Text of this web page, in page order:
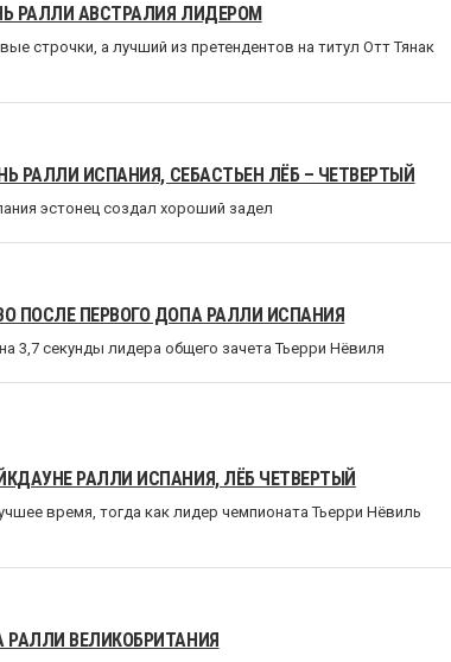
РАЛЛИ АВСТРАЛИЯ ЛИДЕРОМ
строчки, а лучший из претендентов на титул Отт Тянак
РАЛЛИ ИСПАНИЯ, СЕБАСТЬЕН ЛЁБ – ЧЕТВЕРТЫЙ
эстонец создал хороший задел
ПОСЛЕ ПЕРВОГО ДОПА РАЛЛИ ИСПАНИЯ
3,7 секунды лидера общего зачета Тьерри Нёвиля
РАЛЛИ ИСПАНИЯ, ЛЁБ ЧЕТВЕРТЫЙ
время, тогда как лидер чемпионата Тьерри Нёвиль
ВЕЛИКОБРИТАНИЯ